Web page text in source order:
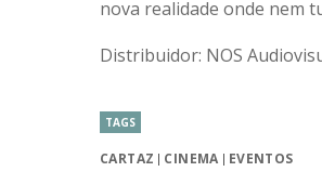
nova realidade onde nem
Distribuidor: NOS
TAGS
CARTAZ CINEMA EVENTOS